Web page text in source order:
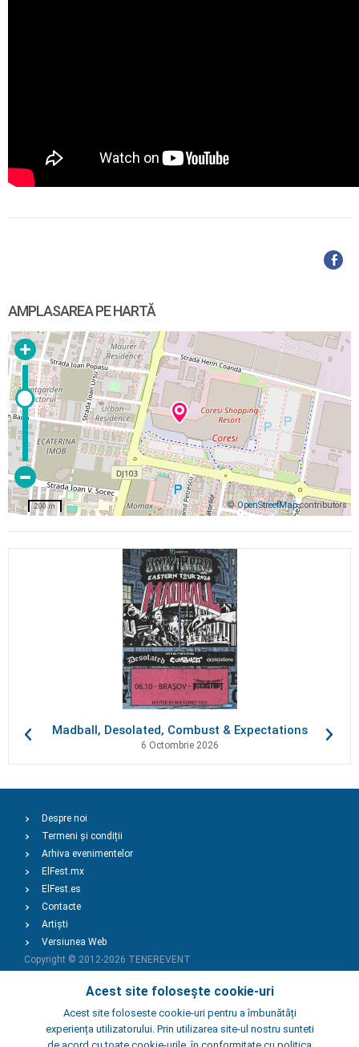
AMPLASAREA PE HARTĂ
©OpenStreetMapcontributors
200 m
Madball, Desolated, Combust & Expectations
6 Octombrie 2026
Acest site folosește cookie-uri
Acest site foloseste cookie-uri pentru a îmbunătăți
experiența utilizatorului. Prin utilizarea site-ul nostru sunteti
Despre noi
Termeni și condiții
Arhiva evenimentelor
ElFest.mx
ElFest.es
Contacte
Artiști
Versiunea Web
Copyright © 2012-2026 TENEREVENT
Adaugă Eveniment